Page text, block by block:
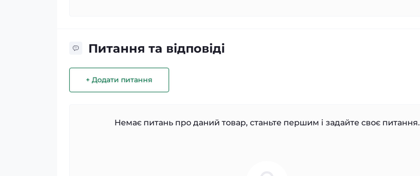
Питання та відповіді
+ Додати питання
Немає питань про даний товар, станьте першим і задайте своє питання.